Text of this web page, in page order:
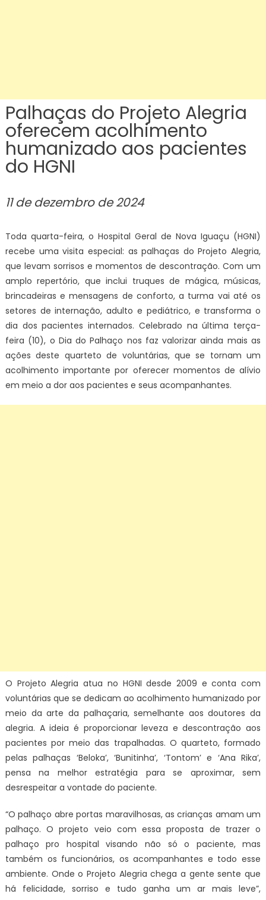
Palhaças do Projeto Alegria
oferecem acolhimento
humanizado aos pacientes
do HGNI
11 de dezembro de 2024
Toda quarta-feira, o Hospital Geral de Nova Iguaçu (HGNI)
recebe uma visita especial: as palhaças do Projeto Alegria,
que levam sorrisos e momentos de descontração. Com um
amplo repertório, que inclui truques de mágica, músicas,
brincadeiras e mensagens de conforto, a turma vai até os
setores de internação, adulto e pediátrico, e transforma o
dia dos pacientes internados. Celebrado na última terça-
feira (10), o Dia do Palhaço nos faz valorizar ainda mais as
ações deste quarteto de voluntárias, que se tornam um
acolhimento importante por oferecer momentos de alívio
em meio a dor aos pacientes e seus acompanhantes.
O Projeto Alegria atua no HGNI desde 2009 e conta com
voluntárias que se dedicam ao acolhimento humanizado por
meio da arte da palhaçaria, semelhante aos doutores da
alegria. A ideia é proporcionar leveza e descontração aos
pacientes por meio das trapalhadas. O quarteto, formado
pelas palhaças ‘Beloka’, ‘Bunitinha’, ‘Tontom’ e ‘Ana Rika’,
pensa na melhor estratégia para se aproximar, sem
desrespeitar a vontade do paciente.
“O palhaço abre portas maravilhosas, as crianças amam um
palhaço. O projeto veio com essa proposta de trazer o
palhaço pro hospital visando não só o paciente, mas
também os funcionários, os acompanhantes e todo esse
ambiente. Onde o Projeto Alegria chega a gente sente que
há felicidade, sorriso e tudo ganha um ar mais leve”,